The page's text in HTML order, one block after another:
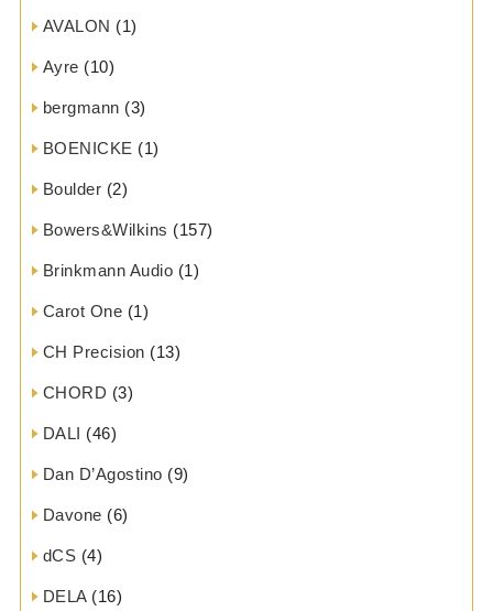
AVALON (1)
Ayre (10)
bergmann (3)
BOENICKE (1)
Boulder (2)
Bowers&Wilkins (157)
Brinkmann Audio (1)
Carot One (1)
CH Precision (13)
CHORD (3)
DALI (46)
Dan D’Agostino (9)
Davone (6)
dCS (4)
DELA(16)